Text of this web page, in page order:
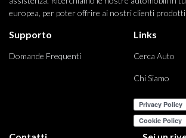
europea, per poter offrire ai nostri clienti prodotti
Supporto
Domande Frequenti
Links
Cerca Auto
Chi Siamo